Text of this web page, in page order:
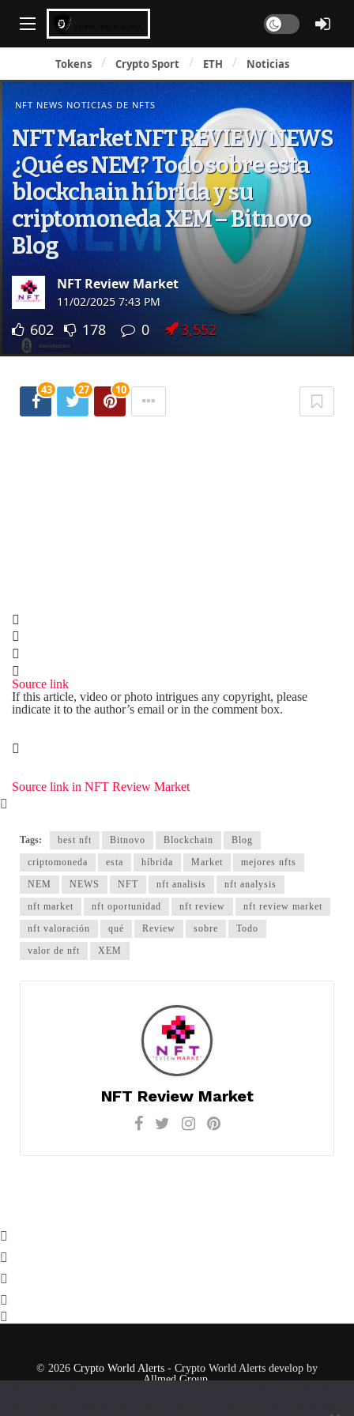
Dark mode
Tokens Crypto Sport ETH Noticias
NFT NEWS NOTICIAS DE NFTS
NFT Market NFT REVIEW NEWS
¿Qué es NEM? Todo sobre esta
blockchain híbrida y su
criptomoneda XEM – Bitnovo
Blog
NFT Review Market
11/02/2025 7:43 PM
602 178 0 3,552
43 27 10
Source link
If this article, video or photo intrigues any copyright, please
indicate it to the author’s email or in the comment box.
Source link in NFT Review Market
Tags: best nft Bitnovo Blockchain
Blog
criptomoneda
esta híbrida Market
mejores nfts
NEM
NEWS NFT nft analisis
nft analysis
nft market
nft oportunidad nft review
nft review market
nft valoración
qué Review sobre
Todo
valor de nft
XEM
NFT Review Market
© 2026 Crypto World Alerts - Crypto World Alerts develop by
Allmed Group.